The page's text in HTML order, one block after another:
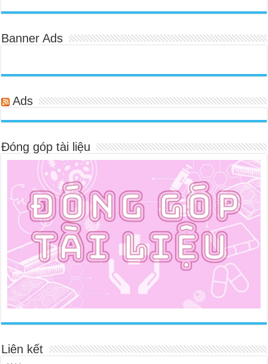
Banner Ads
Ads
Đóng góp tài liệu
Liên kết